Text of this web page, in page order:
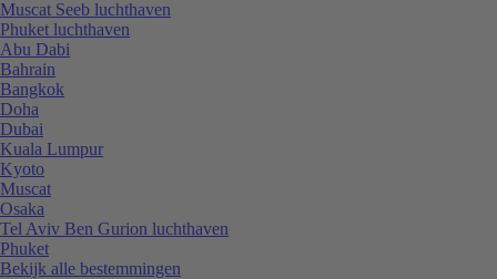
Muscat Seeb luchthaven
Phuket luchthaven
Abu Dabi
Bahrain
Bangkok
Doha
Dubai
Kuala Lumpur
Kyoto
Muscat
Osaka
Tel Aviv Ben Gurion luchthaven
Phuket
Bekijk alle bestemmingen